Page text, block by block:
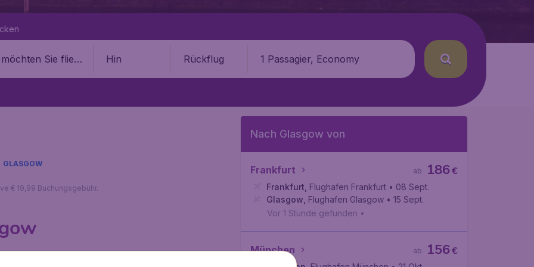
Hin Rückflug 1 Passagier, Economy
GLASGOW
€ 19,99 Buchungsgebühr.
Nach Glasgow von
Frankfurt €
186
ab
Frankfurt Flughafen Frankfurt • 08 Sept.
Glasgow Flughafen Glasgow • 15 Sept.
Vor 1 Stunde gefunden •
München €
156
ab